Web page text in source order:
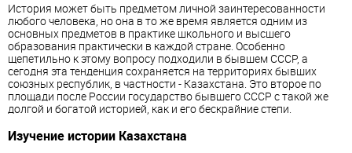
История может быть предметом личной заинтересованности
любого человека, но она в то же время является одним из
основных предметов в практике школьного и высшего
образования практически в каждой стране. Особенно
щепетильно к этому вопросу подходили в бывшем СССР, а
сегодня эта тенденция сохраняется на территориях бывших
союзных республик, в частности - Казахстана. Это второе по
площади после России государство бывшего СССР с такой же
долгой и богатой историей, как и его бескрайние степи.
Изучение истории Казахстана